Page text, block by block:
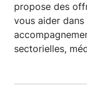
propose des
vous aider
sectorielles,